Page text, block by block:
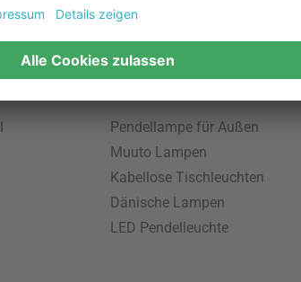
.
Beliebte Leuchten
Pendellampe für Außen
Muuto Lampen
Kabellose Tischleuchten
Dänische Lampen
LED Pendelleuchte